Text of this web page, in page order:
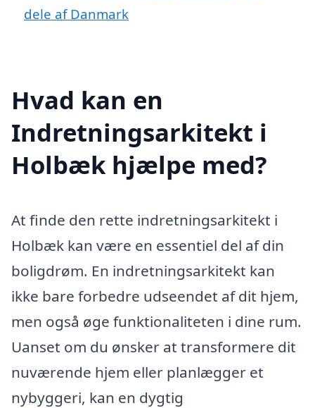
dele af Danmark
Hvad kan en
Indretningsarkitekt i
Holbæk hjælpe med?
At finde den rette indretningsarkitekt i
Holbæk kan være en essentiel del af din
boligdrøm. En indretningsarkitekt kan
ikke bare forbedre udseendet af dit hjem,
men også øge funktionaliteten i dine rum.
Uanset om du ønsker at transformere dit
nuværende hjem eller planlægger et
nybyggeri, kan en dygtig